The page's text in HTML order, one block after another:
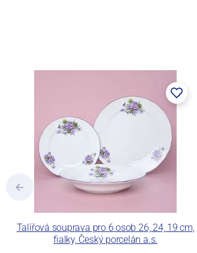
Talířová souprava pro 6 osob 26, 24, 19 cm,
fialky, Český porcelán a.s.